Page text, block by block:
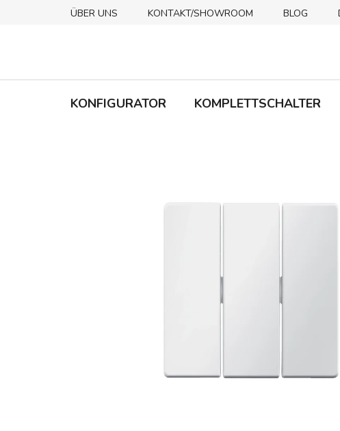
ÜBER UNS KONTAKT/SHOWROOM BLOG
KONFIGURATOR KOMPLETTSCHALTER